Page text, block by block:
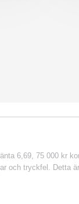
6,69, 75 000 kr
och tryckfel. Detta